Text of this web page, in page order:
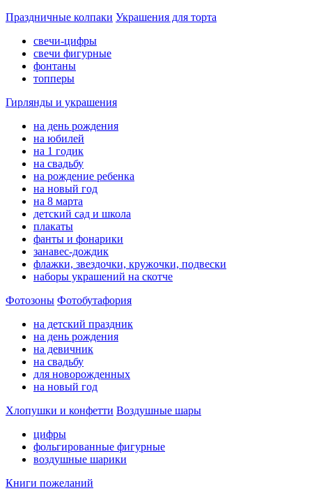
Праздничные колпаки Украшения для торта
свечи-цифры
свечи фигурные
фонтаны
топперы
Гирлянды и украшения
на день рождения
на юбилей
на 1 годик
на свадьбу
на рождение ребенка
на новый год
на 8 марта
детский сад и школа
плакаты
фанты и фонарики
занавес-дождик
флажки, звездочки, кружочки, подвески
наборы украшений на скотче
Фотозоны Фотобутафория
на детский праздник
на день рождения
на девичник
на свадьбу
для новорожденных
на новый год
Хлопушки и конфетти Воздушные шары
цифры
фольгированные фигурные
воздушные шарики
Книги пожеланий